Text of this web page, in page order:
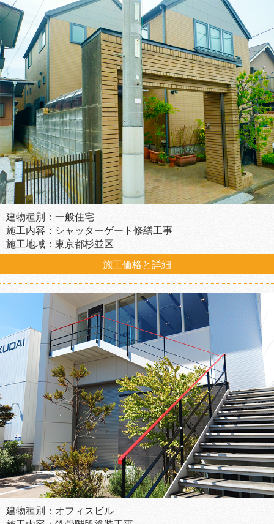
建物種別：一般住宅
施工内容：シャッターゲート修繕工事
施工地域：東京都杉並区
施工価格と詳細
建物種別：オフィスビル